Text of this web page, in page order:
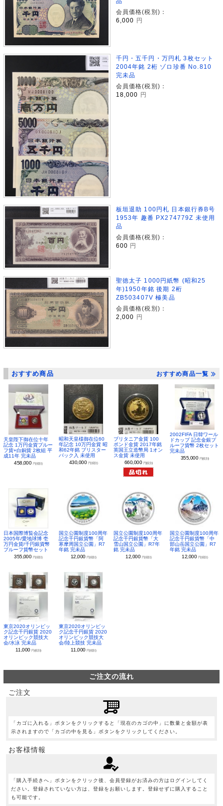
会員価格(税別)：
6,000 円
千円・五千円・万円札 3枚セット
2004年銘 2桁 ゾロ珍番 No.810
完未品
会員価格(税別)：
18,000 円
板垣退助 100円札 日本銀行券B号
1953年 趣番 PX274779Z 未使用
品
会員価格(税別)：
600 円
聖徳太子 1000円紙幣 (昭和25
年)1950年銘 後期 2桁
ZB503407V 極美品
会員価格(税別)：
2,000 円
おすすめ商品 おすすめ商品一覧
天皇陛下御在位十年
記念 1万円金貨プルー
フ貨+白銅貨 2枚組 平
成11年 完未品
458,000 円(税別)
昭和天皇様御在位60
年記念 10万円金貨 昭
和62年銘 ブリスター
パック入 未使用
430,000 円(税別)
ブリタニア金貨 100
ポンド金貨 2017年銘
英国王立造幣局 1オン
ス金貨 未使用
660,000 円(税別)
2002FIFA 日韓ワール
ドカップ 記念金銀プ
ルーフ貨幣 2枚セット
完未品
355,000 円(税別)
日本国際博覧会記念
2005年/愛地球博 壱
万円金貨/千円銀貨幣
プルーフ貨幣セット
355,000 円(税別)
国立公園制度100周年
記念千円銀貨幣「阿
寒摩周国立公園」R7
年銘 完未品
12,000 円(税別)
国立公園制度100周年
記念千円銀貨幣「大
雪山国立公園」R7年
銘 完未品
12,000 円(税別)
国立公園制度100周年
記念千円銀貨幣「中
部山岳国立公園」R7
年銘 完未品
12,000 円(税別)
東京2020オリンピッ
ク記念千円銀貨 2020
オリンピック競技大
会/水泳 完未品
11,000円(税別)
東京2020オリンピッ
ク記念千円銀貨 2020
オリンピック競技大
会/陸上競技 完未品
11,000 円(税別)
ご注文の流れ
ご注文
「カゴに入れる」ボタンをクリックすると「現在のカゴの中」に数量と金額が表
示されますので「カゴの中を見る」ボタンをクリックしてください。
お客様情報
「購入手続きへ」ボタンをクリック後、会員登録がお済みの方はログインしてく
ださい。登録されていない方は、登録をお願いします。登録せずに購入すること
も可能です。